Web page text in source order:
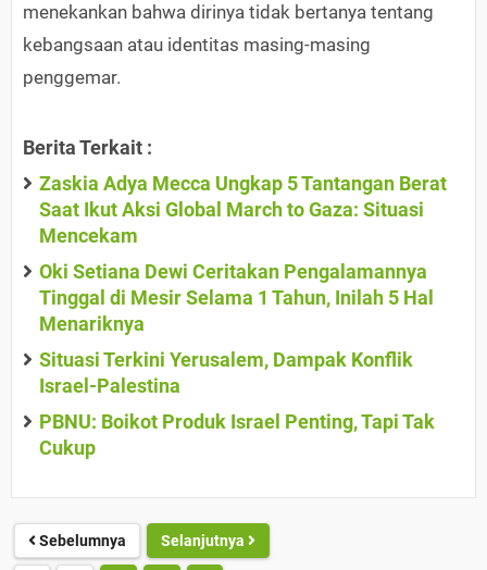
menekankan bahwa dirinya tidak bertanya tentang
kebangsaan atau identitas masing-masing
penggemar.
Berita Terkait :
Zaskia Adya Mecca Ungkap 5 Tantangan Berat
Saat Ikut Aksi Global March to Gaza: Situasi
Mencekam
Oki Setiana Dewi Ceritakan Pengalamannya
Tinggal di Mesir Selama 1 Tahun, Inilah 5 Hal
Menariknya
Situasi Terkini Yerusalem, Dampak Konflik
Israel-Palestina
PBNU: Boikot Produk Israel Penting, Tapi Tak
Cukup
Sebelumnya Selanjutnya